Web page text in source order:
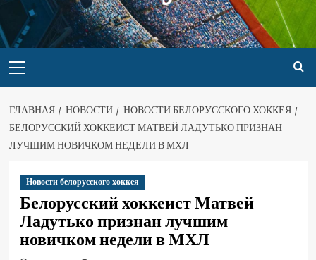
ГЛАВНАЯ НОВОСТИ
НОВОСТИ БЕЛОРУССКОГО ХОККЕЯ
БЕЛОРУССКИЙ ХОККЕИСТ МАТВЕЙ ЛАДУТЬКО ПРИЗНАН
ЛУЧШИМ НОВИЧКОМ НЕДЕЛИ В МХЛ
Новости белорусского хоккея
Белорусский хоккеист Матвей
Ладутько признан лучшим
новичком недели в МХЛ